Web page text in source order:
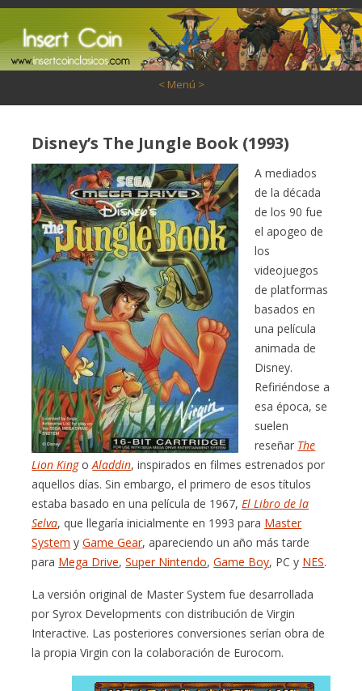
< Menú >
Disney’s The Jungle Book (1993)
A mediados
de la década
de los 90 fue
el apogeo de
los
videojuegos
de platformas
basados en
una película
animada de
Disney.
Refiriéndose a
esa época, se
suelen
reseñar The
Lion KingoAladdin, inspirados en filmes estrenados por
aquellos días. Sin embargo, el primero de esos títulos
estaba basado en una película de 1967, El Libro de la
Selva, que llegaría inicialmente en 1993 para Master
System yGame Gear, apareciendo un año más tarde
para Mega Drive,Super Nintendo,Game Boy, PC y NES.
La versión original de Master System fue desarrollada
por Syrox Developments con distribución de Virgin
Interactive. Las posteriores conversiones serían obra de
la propia Virgin con la colaboración de Eurocom.